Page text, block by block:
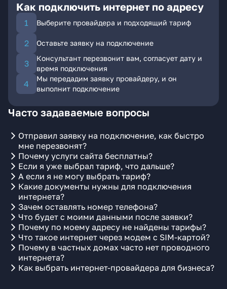
Как подключить интернет по адресу
Выберите провайдера и подходящий тариф
Оставьте заявку на подключение
Консультант перезвонит вам, согласует дату и
время подключения
Мы передадим заявку провайдеру, и он
выполнит подключение
Часто задаваемые вопросы
Отправил заявку на подключение, как быстро
мне перезвонят?
Почему услуги сайта бесплатны?
Если я уже выбрал тариф, что дальше?
А если я не могу выбрать тариф?
Какие документы нужны для подключения
интернета?
Зачем оставлять номер телефона?
Что будет с моими данными после заявки?
Почему по моему адресу не найдены тарифы?
Что такое интернет через модем с SIM-картой?
Почему в частных домах часто нет проводного
интернета?
Как выбрать интернет-провайдера для бизнеса?